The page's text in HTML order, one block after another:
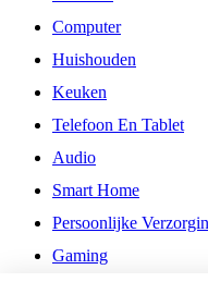
Computer
Huishouden
Keuken
Telefoon En Tablet
Audio
Smart Home
Persoonlijke
Gaming